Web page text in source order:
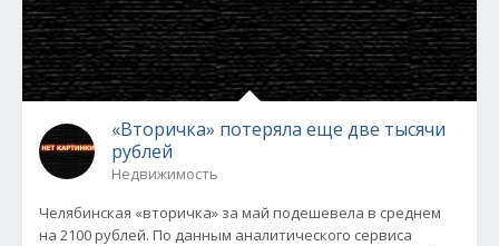
«Вторичка» потеряла еще две тысячи
рублей
Недвижимость
Челябинская «вторичка» за май подешевела в среднем
на 2100 рублей. По данным аналитического сервиса